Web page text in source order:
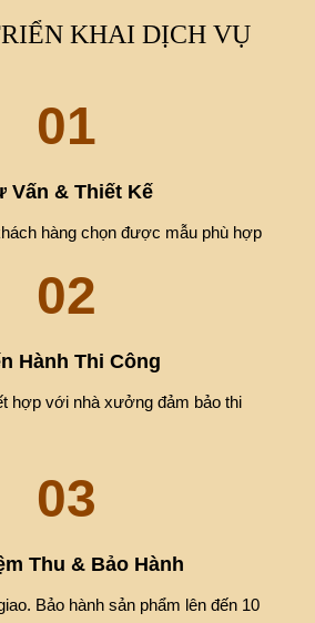
KHAI DỊCH VỤ
01
Vấn & Thiết Kế
hàng chọn được mẫu phù hợp
02
Hành Thi Công
hợp với nhà xưởng đảm bảo thi
03
Thu & Bảo Hành
Bảo hành sản phẩm lên đến 10